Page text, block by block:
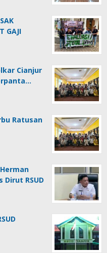
GAJI
Cianjur
Ratusan
RSUD